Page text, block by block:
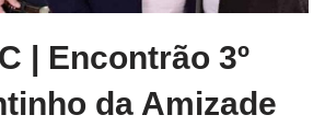
| Encontrão 3º
da Amizade